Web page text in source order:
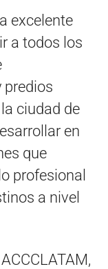
excelente
a todos los
predios
ciudad de
en
que
profesional
a nivel